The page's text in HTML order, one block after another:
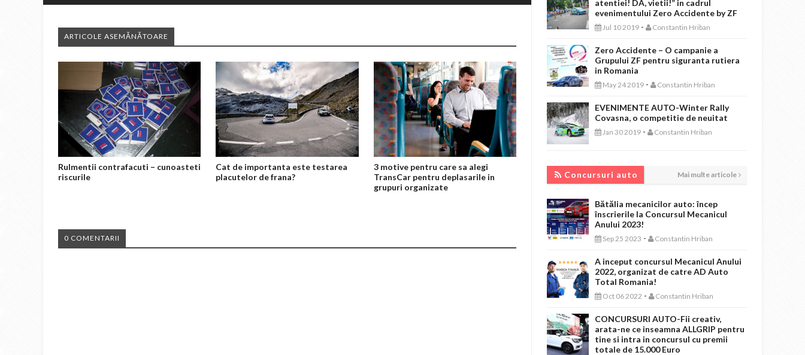
ARTICOLE ASEMĂNĂTOARE
Rulmentii contrafacuti – cunoasteti
riscurile
Cat de importanta este testarea
placutelor de frana?
3 motive pentru care sa alegi
TransCar pentru deplasarile in
grupuri organizate
0 COMENTARII
atentiei! DA, vietii!” in cadrul
evenimentului Zero Accidente by ZF
Jul 10 2019 - Constantin Hriban
Zero Accidente – O campanie a
Grupului ZF pentru siguranta rutiera
in Romania
May 24 2019 - Constantin Hriban
EVENIMENTE AUTO-Winter Rally
Covasna, o competitie de neuitat
Jan 30 2019 - Constantin Hriban
Concursuri auto Mai multe articole
Bătălia mecanicilor auto: încep
înscrierile la Concursul Mecanicul
Anului 2023!
Sep 25 2023 - Constantin Hriban
A inceput concursul Mecanicul Anului
2022, organizat de catre AD Auto
Total Romania!
Oct 06 2022 - Constantin Hriban
CONCURSURI AUTO-Fii creativ,
arata-ne ce inseamna ALLGRIP pentru
tine si intra in concursul cu premii
totale de 15.000 Euro